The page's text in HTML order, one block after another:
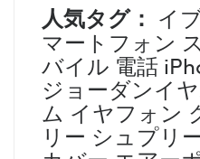
人気タグ： イ
マートフォン
バイル 電話
ジョーダンイ
ム イヤフォン
リー シュプリ